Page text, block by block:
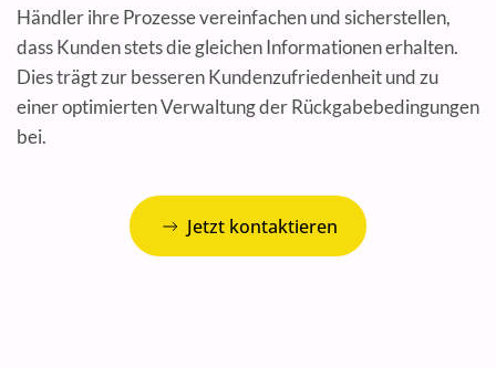
Händler ihre Prozesse vereinfachen und sicherstellen,
dass Kunden stets die gleichen Informationen erhalten.
Dies trägt zur besseren Kundenzufriedenheit und zu
einer optimierten Verwaltung der Rückgabebedingungen
bei.
Jetzt kontaktieren